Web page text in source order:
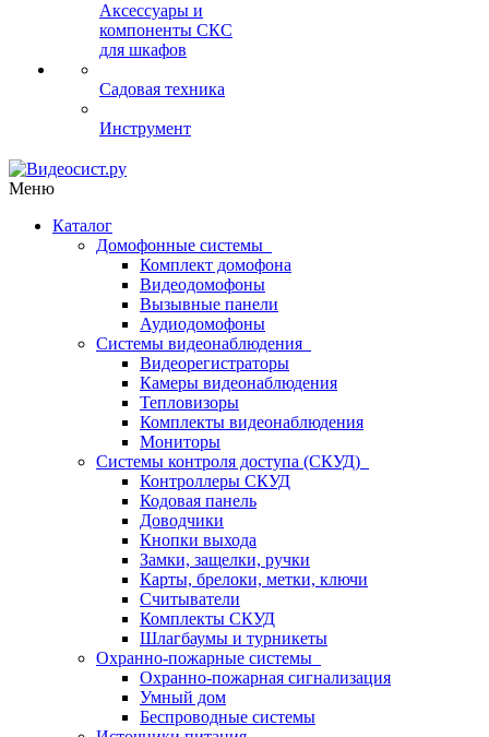
Аксессуары и
компоненты СКС
для шкафов
Садовая техника
Инструмент
Меню
Каталог
Домофонные системы
Комплект домофона
Видеодомофоны
Вызывные панели
Аудиодомофоны
Системы видеонаблюдения
Видеорегистраторы
Камеры видеонаблюдения
Тепловизоры
Комплекты видеонаблюдения
Мониторы
Системы контроля доступа (СКУД)
Контроллеры СКУД
Кодовая панель
Доводчики
Кнопки выхода
Замки, защелки, ручки
Карты, брелоки, метки, ключи
Считыватели
Комплекты СКУД
Шлагбаумы и турникеты
Охранно-пожарные системы
Охранно-пожарная сигнализация
Умный дом
Беспроводные системы